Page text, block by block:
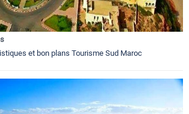
et bon plans Tourisme Sud Maroc